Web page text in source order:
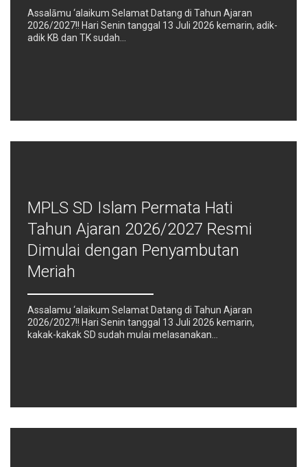
Assalāmu ‘alaikum Selamat Datang di Tahun Ajaran
2026/2027!! Hari Senin tanggal 13 Juli 2026 kemarin, adik-
adik KB dan TK sudah…
MPLS SD Islam Permata Hati
Tahun Ajaran 2026/2027 Resmi
Dimulai dengan Penyambutan
Meriah
Assalamu ‘alaikum Selamat Datang di Tahun Ajaran
2026/2027!! Hari Senin tanggal 13 Juli 2026 kemarin,
kakak-kakak SD sudah mulai melasanakan…